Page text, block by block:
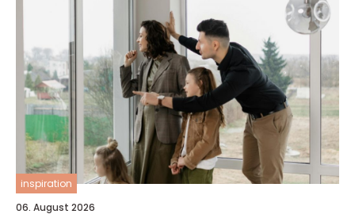
inspiration
06. August 2026